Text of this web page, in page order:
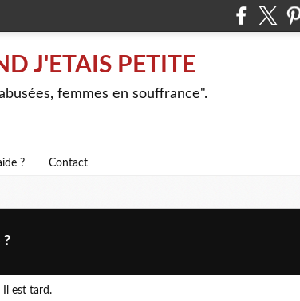
J'ETAIS PETITE
femmes en souffrance".
? Contact
?
Il est tard.